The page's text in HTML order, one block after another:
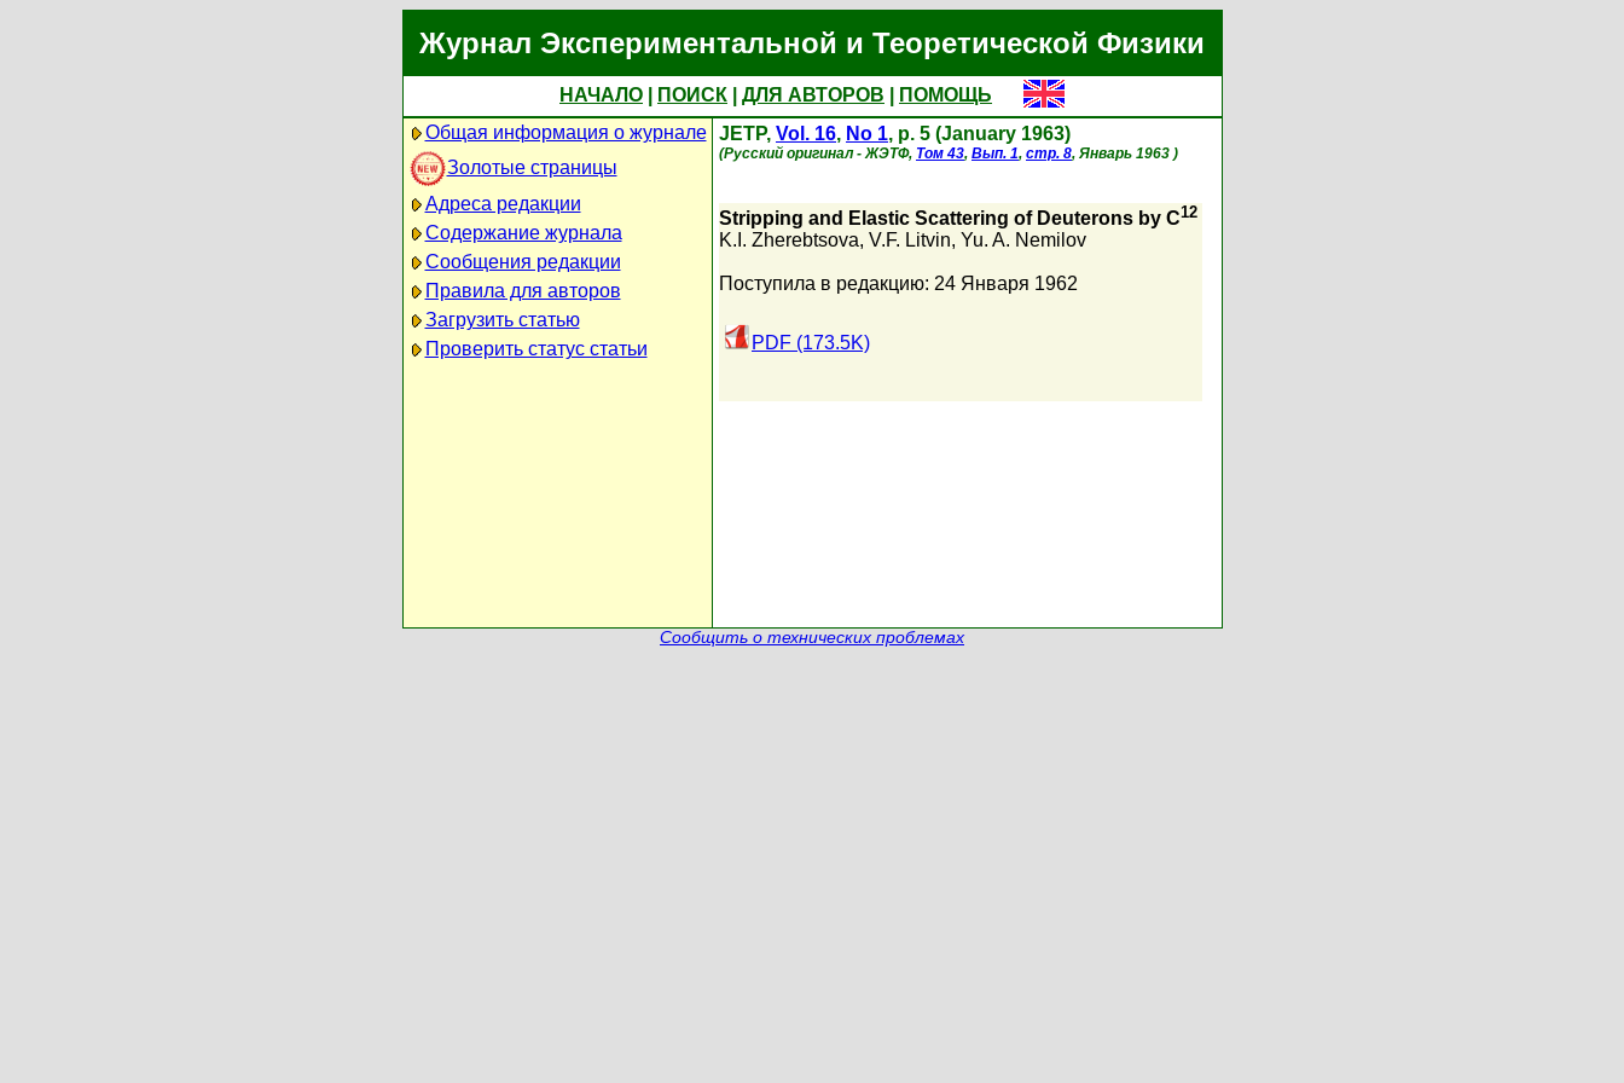
Журнал Экспериментальной и Теоретической Физики
НАЧАЛО ПОИСК ДЛЯ АВТОРОВ
ПОМОЩЬ
Общая информация о журнале
Золотые страницы
Адреса редакции
Содержание журнала
Сообщения редакции
Правила для авторов
Загрузить статью
Проверить статус статьи
JETP, Vol. 16, No 1, p. 5 (January 1963)
(Русский оригинал - ЖЭТФ, Том 43, Вып. 1, стр. 8, Январь 1963 )
Stripping and Elastic Scattering of Deuterons by C12
K.I. Zherebtsova, V.F. Litvin, Yu. A. Nemilov
Поступила в редакцию: 24 Января 1962
PDF (173.5K)
Сообщить о технических проблемах